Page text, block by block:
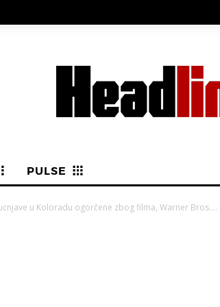
PULSE
u Koloradu ogorčene zbog filma, Warner Bros....